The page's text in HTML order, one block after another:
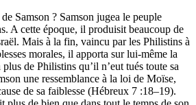
Samson ? Samson jugea le peuple
A cette époque, il produisit beaucoup de
Mais à la fin, vaincu par les Philistins à
morales, il apporta sur lui-même la
de Philistins qu’il n’eut tués toute sa
une ressemblance à la loi de Moïse,
de sa faiblesse (Hébreux 7 :18–19).